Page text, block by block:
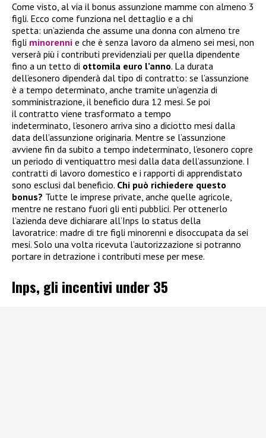
Come visto, al via il bonus assunzione mamme con almeno 3
figli. Ecco come funziona nel dettaglio e a chi
spetta: un’azienda che assume una donna con almeno tre
figli minorenni e che è senza lavoro da almeno sei mesi, non
verserà più i contributi previdenziali per quella dipendente
fino a un tetto di ottomila euro l’anno. La durata
dell’esonero dipenderà dal tipo di contratto: se l’assunzione
è a tempo determinato, anche tramite un’agenzia di
somministrazione, il beneficio dura 12 mesi. Se poi
il contratto viene trasformato a tempo
indeterminato, l’esonero arriva sino a diciotto mesi dalla
data dell’assunzione originaria. Mentre se l’assunzione
avviene fin da subito a tempo indeterminato, l’esonero copre
un periodo di ventiquattro mesi dalla data dell’assunzione. I
contratti di lavoro domestico e i rapporti di apprendistato
sono esclusi dal beneficio. Chi può richiedere questo
bonus? Tutte le imprese private, anche quelle agricole,
mentre ne restano fuori gli enti pubblici. Per ottenerlo
l’azienda deve dichiarare all’Inps lo status della
lavoratrice: madre di tre figli minorenni e disoccupata da sei
mesi. Solo una volta ricevuta l’autorizzazione si potranno
portare in detrazione i contributi mese per mese.
Inps, gli incentivi under 35